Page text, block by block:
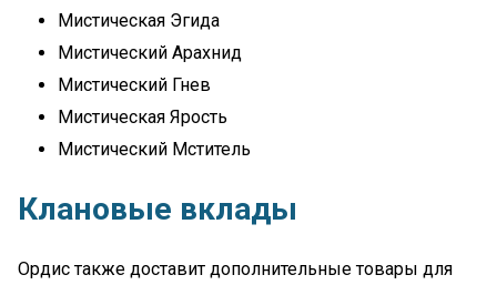
Мистическая Эгида
Мистический Арахнид
Мистический Гнев
Мистическая Ярость
Мистический Мститель
Клановые вклады
Ордис также доставит дополнительные товары для